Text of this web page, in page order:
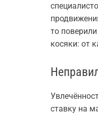
то
косяки: от
ставку на